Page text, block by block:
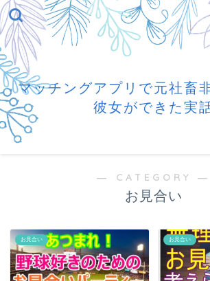
マッチングアプリで元社畜
彼女ができた実
― CATEGORY ―
お見合い
お見合い お見合い